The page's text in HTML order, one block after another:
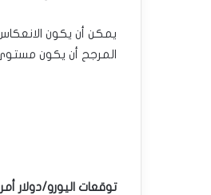
المرجح أن يكون
توقعات اليورو/دولار